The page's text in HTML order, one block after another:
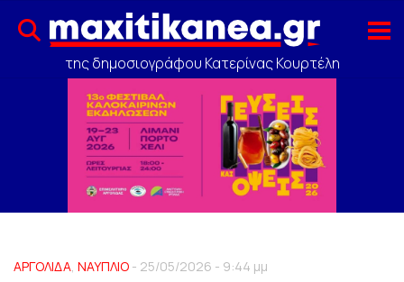
της δημοσιογράφου Κατερίνας Κουρτέλη
ΑΡΓΟΛΙΔΑ, ΝΑΥΠΛΙΟ - 25/05/2026 - 9:44 μμ